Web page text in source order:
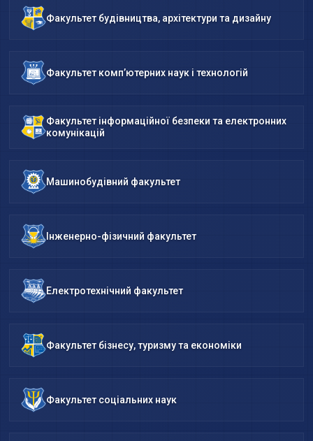
Факультет будівництва, архітектури та дизайну
Факультет комп’ютерних наук і технологій
Факультет інформаційної безпеки та електронних
комунікацій
Машинобудівний факультет
Інженерно-фізичний факультет
Електротехнічний факультет
Факультет бізнесу, туризму та економіки
Факультет соціальних наук